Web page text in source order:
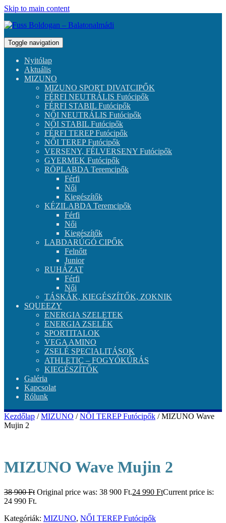
Skip to main content
Toggle navigation
Nyitólap
Aktuális
MIZUNO
MIZUNO SPORT DIVATCIPŐK
FÉRFI NEUTRÁLIS Futócipők
FÉRFI STABIL Futócipők
NŐI NEUTRÁLIS Futócipők
NŐI STABIL Futócipők
FÉRFI TEREP Futócipők
NŐI TEREP Futócipők
VERSENY, FÉLVERSENY Futócipők
GYERMEK Futócipők
RÖPLABDA Teremcipők
Férfi
Női
Kiegészítők
KÉZILABDA Teremcipők
Férfi
Női
Kiegészítők
LABDARÚGÓ CIPŐK
Felnőtt
Junior
RUHÁZAT
Férfi
Női
TÁSKÁK, KIEGÉSZÍTŐK, ZOKNIK
SQUEEZY
ENERGIA SZELETEK
ENERGIA ZSELÉK
SPORTITALOK
VEGA AMINO
ZSELÉ SPECIALITÁSOK
ATHLETIC – FOGYÓKÚRÁS
KIEGÉSZÍTŐK
Galéria
Kapcsolat
Rólunk
Kezdőlap /MIZUNO /NŐI TEREP Futócipők / MIZUNO Wave
Mujin 2
MIZUNO Wave Mujin 2
38 900Ft Original price was: 38 900 Ft.24 990 FtCurrent price is:
24 990 Ft.
Kategóriák: MIZUNO, NŐI TEREP Futócipők